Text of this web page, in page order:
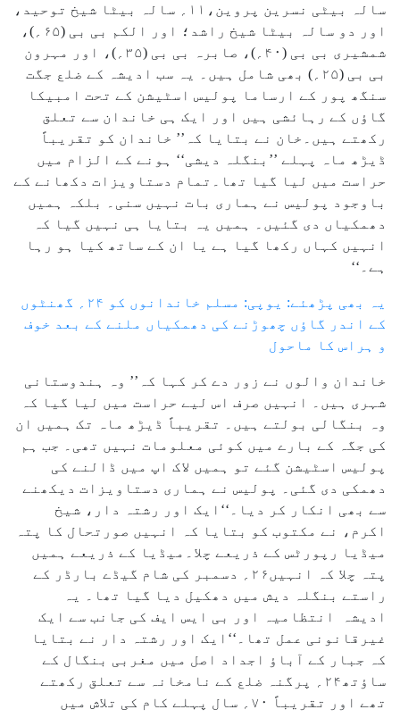
سالہ بیٹی نسرین پروین،۱۱؍ سالہ بیٹا شیخ توحید،
اور دو سالہ بیٹا شیخ راشد؛ اور الکم بی بی (۶۵؍)،
شمشیری بی بی (۴۰؍)، صابرہ بی بی (۳۵؍)، اور مہرون
بی بی (۲۵؍) بھی شامل ہیں۔ یہ سب ادیشہ کے ضلع جگت
سنگھ پور کے ارساما پولیس اسٹیشن کے تحت امبیکا
گاؤں کے رہائشی ہیں اور ایک ہی خاندان سے تعلق
رکھتے ہیں۔خان نے بتایا کہ’’ خاندان کو تقریباً
ڈیڑھ ماہ پہلے ’’بنگلہ دیشی‘‘ ہونے کے الزام میں
حراست میں لیا گیا تھا۔تمام دستاویزات دکھانے کے
باوجود پولیس نے ہماری بات نہیں سنی۔ بلکہ ہمیں
دھمکیاں دی گئیں۔ ہمیں یہ بتایا ہی نہیں گیا کہ
انہیں کہاں رکھا گیا ہے یا ان کے ساتھ کیا ہو رہا
ہے۔‘‘
یہ بھی پڑھئے: یوپی: مسلم خاندانوں کو ۲۴؍ گھنٹوں
کے اندر گاؤں چھوڑنے کی دھمکیاں ملنے کے بعد خوف
و ہراس کا ماحول
خاندان والوں نے زور دے کر کہا کہ’’ وہ ہندوستانی
شہری ہیں۔ انہیں صرف اس لیے حراست میں لیا گیا کہ
وہ بنگالی بولتے ہیں۔ تقریباً ڈیڑھ ماہ تک ہمیں ان
کی جگہ کے بارے میں کوئی معلومات نہیں تھی۔ جب ہم
پولیس اسٹیشن گئے تو ہمیں لاک اپ میں ڈالنے کی
دھمکی دی گئی۔ پولیس نے ہماری دستاویزات دیکھنے
سے بھی انکار کر دیا۔‘‘ایک اور رشتہ دار، شیخ
اکرم، نے مکتوب کو بتایا کہ انہیں صورتحال کا پتہ
میڈیا رپورٹس کے ذریعے چلا۔میڈیا کے ذریعے ہمیں
پتہ چلا کہ انہیں۲۶؍ دسمبر کی شام گیڈے بارڈر کے
راستے بنگلہ دیش میں دھکیل دیا گیا تھا۔ یہ
ادیشہ انتظامیہ اور بی ایس ایف کی جانب سے ایک
غیرقانونی عمل تھا۔‘‘ایک اور رشتہ دار نے بتایا
کہ جبار کے آباؤ اجداد اصل میں مغربی بنگال کے
ساؤتھ۲۴؍ پرگنہ ضلع کے نامخانہ سے تعلق رکھتے
تھے اور تقریباً ۷۰؍ سال پہلے کام کی تلاش میں